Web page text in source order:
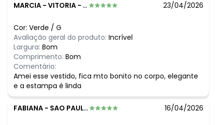
MARCIA - VITORIA - ES 23/04/2026
Cor: Verde / G
Avaliação geral do produto: Incrível
Largura: Bom
Comprimento: Bom
Comentário:
Amei esse vestido, fica mto bonito no corpo, elegante
e a estampa é linda
FABIANA - SAO PAULO - SP 16/04/2026